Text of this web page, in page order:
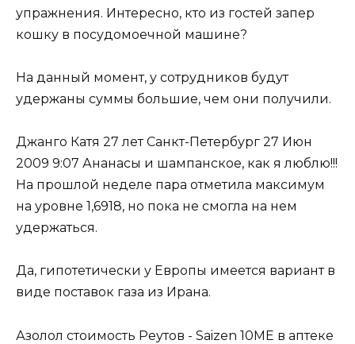
упражнения. Интересно, кто из гостей запер
кошку в посудомоечной машине?
На данный момент, у сотрудников будут
удержаны суммы большие, чем они получили.
Джанго Катя 27 лет Санкт-Петербург 27 Июн
2009 9:07 Ананасы и шампанское, как я люблю!!!
На прошлой неделе пара отметила максимум
на уровне 1,6918, но пока не смогла на нем
удержаться.
Да, гипотетически у Европы имеется вариант в
виде поставок газа из Ирана.
Азолол стоимость Реутов - Saizen 10ME в аптеке